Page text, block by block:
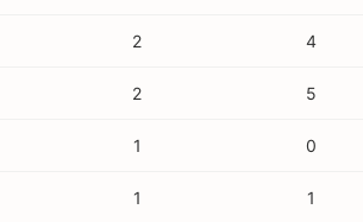
2 4
2 5
1 0
1 1